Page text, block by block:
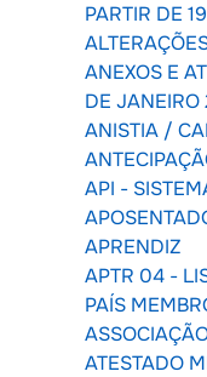
PARTIR DE
ANEXOS E
DE JANEIRO
ANISTIA /
API -
APRENDIZ
APTR 04 -
PAÍS
ATESTADO